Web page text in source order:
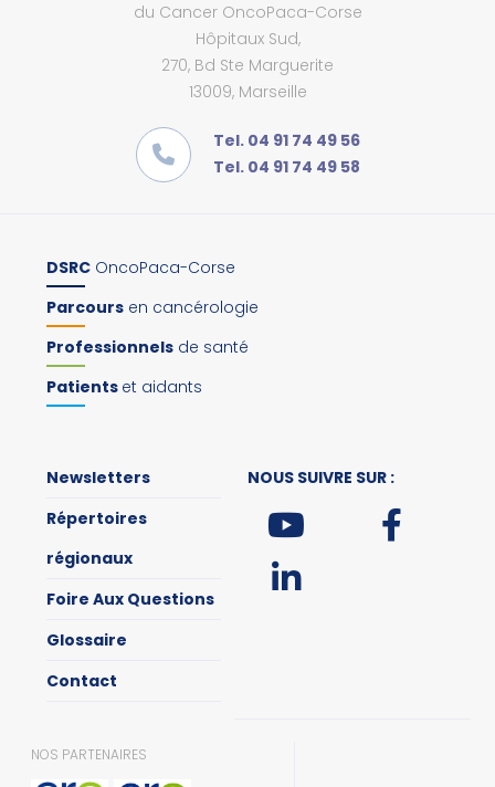
du Cancer OncoPaca-Corse
Hôpitaux Sud,
270, Bd Ste Marguerite
13009, Marseille
Tel. 04 91 74 49 56
Tel. 04 91 74 49 58
DSRC OncoPaca-Corse
Parcours en cancérologie
Professionnels de santé
Patients et aidants
Newsletters
Répertoires
régionaux
Foire Aux Questions
Glossaire
Contact
NOUS SUIVRE SUR :
NOS PARTENAIRES